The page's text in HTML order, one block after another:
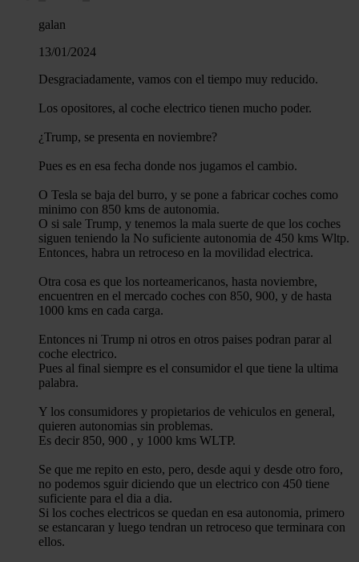
galan
13/01/2024
Desgraciadamente, vamos con el tiempo muy reducido.
Los opositores, al coche electrico tienen mucho poder.
¿Trump, se presenta en noviembre?
Pues es en esa fecha donde nos jugamos el cambio.
O Tesla se baja del burro, y se pone a fabricar coches como
minimo con 850 kms de autonomia.
O si sale Trump, y tenemos la mala suerte de que los coches
siguen teniendo la No suficiente autonomia de 450 kms Wltp.
Entonces, habra un retroceso en la movilidad electrica.
Otra cosa es que los norteamericanos, hasta noviembre,
encuentren en el mercado coches con 850, 900, y de hasta
1000 kms en cada carga.
Entonces ni Trump ni otros en otros paises podran parar al
coche electrico.
Pues al final siempre es el consumidor el que tiene la ultima
palabra.
Y los consumidores y propietarios de vehiculos en general,
quieren autonomias sin problemas.
Es decir 850, 900 , y 1000 kms WLTP.
Se que me repito en esto, pero, desde aqui y desde otro foro,
no podemos sguir diciendo que un electrico con 450 tiene
suficiente para el dia a dia.
Si los coches electricos se quedan en esa autonomia, primero
se estancaran y luego tendran un retroceso que terminara con
ellos.